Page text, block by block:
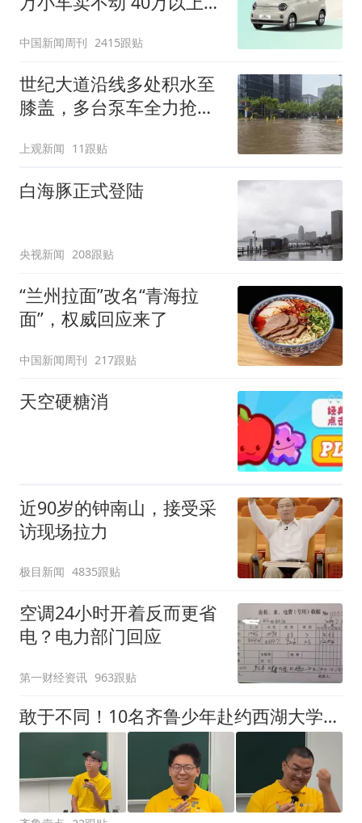
中国新闻周刊 2415跟贴
世纪大道沿线多处积水至
膝盖，多台泵车全力抢
近出行
上观新闻 11跟贴
白海豚正式登陆
央视新闻 208跟贴
“兰州拉面”改名“青海拉
面”，权威回应来了
中国新闻周刊 217跟贴
天空硬糖消
近90岁的钟南山，接受采
访现场拉力
极目新闻 4835跟贴
空调24小时开着反而更省
电？电力部门回应
第一财经资讯 963跟贴
敢于不同！10名齐鲁少年赴约西湖大学！他们是谁？为何而选？